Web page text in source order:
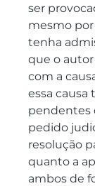
ser
mesmo por
tenha
que o
com a
essa
pendentes
pedido
resolução
quanto a
ambos de